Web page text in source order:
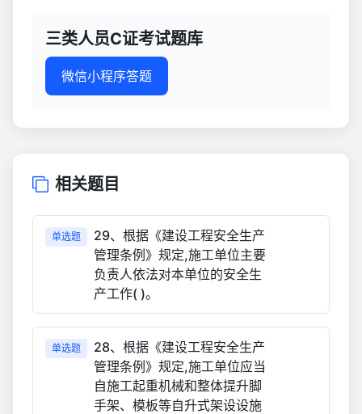
三类人员C证考试题库
微信小程序答题
相关题目
单选题
29、根据《建设工程安全生产
管理条例》规定,施工单位主要
负责人依法对本单位的安全生
产工作( )。
单选题
28、根据《建设工程安全生产
管理条例》规定,施工单位应当
自施工起重机械和整体提升脚
手架、模板等自升式架设设施